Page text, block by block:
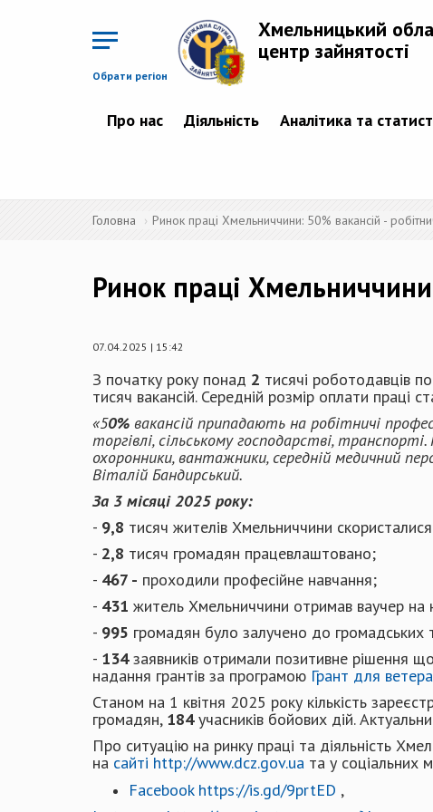
Обрати регіон
Хмельницький
центр зайнятості
Про нас Діяльність Аналітика та
Головна Ринок праці Хмельниччини: 50% вакансій -
Ринок праці
07.04.2025 | 15:42
З початку року понад 2 тисячі роботодавців
тисяч вакансій. Середній розмір оплати праці
«50% вакансій припадають на робітничі
торгівлі, сільськомугосподарстві, транспорті.
охоронники, вантажники, середній медичний
Віталій Бандирський.
За 3 місяці2025 року:
- 9,8 тисяч жителів Хмельниччини
- 2,8 тисяч громадян працевлаштовано;
- 467 - проходили професійне навчання;
- 431 житель Хмельниччини отримав ваучер на
- 995 громадян було залучено до громадських
- 134заявників отримали позитивне рішення
надання грантів за програмою Грант для
Станом на 1 квітня 2025 року кількість
громадян, 184учасників бойових дій.
Про ситуацію на ринку праці та діяльність
на сайті http://www.dcz.gov.ua та у соціальних
Facebook https://is.gd/9prtED ,